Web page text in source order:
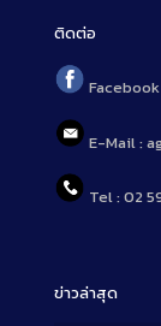
ติดต่อ
E-Mail :
Tel : 02
ข่าวล่าสุด